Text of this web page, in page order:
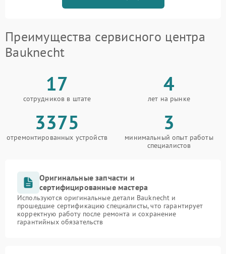
Преимущества сервисного центра
Bauknecht
17
сотрудников в штате
4
лет на рынке
3375
отремонтированных устройств
3
минимальный опыт работы
специалистов
Оригинальные запчасти и
сертифицированные мастера
Используются оригинальные детали Bauknecht и
прошедшие сертификацию специалисты, что гарантирует
корректную работу после ремонта и сохранение
гарантийных обязательств